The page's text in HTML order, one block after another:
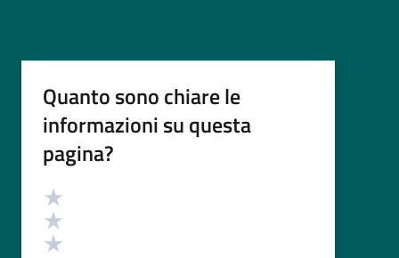
Quanto sono chiare le
informazioni su questa
pagina?
Valutazione